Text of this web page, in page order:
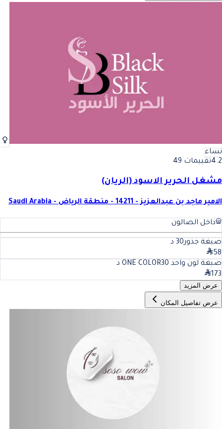
نساء
4.2تقييمات 49
مشغل الحرير الاسود (الريان)
الامير ماجد بن عبدالعزيز - 14211 - منطقة الرياض - Saudi Arabia
داخل الصالون
صبغة جذور30 د
58
صبغة لون واحد ONE COLOR 30
د
173
عرض المزيد
عرض تفاصيل المكان